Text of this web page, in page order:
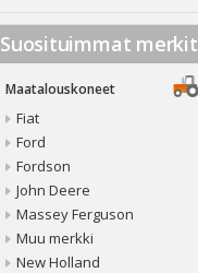
Suosituimmat merkit
Maatalouskoneet
Fiat
Ford
Fordson
John Deere
Massey Ferguson
Muu merkki
New Holland